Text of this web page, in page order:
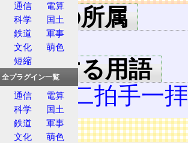
用語の所属
神社
関連する用語
二礼二拍手一拝
広告
通信
電算
科学
国土
鉄道
軍事
文化
萌色
短縮
全プラグイン一覧
通信
電算
科学
国土
鉄道
軍事
文化
萌色